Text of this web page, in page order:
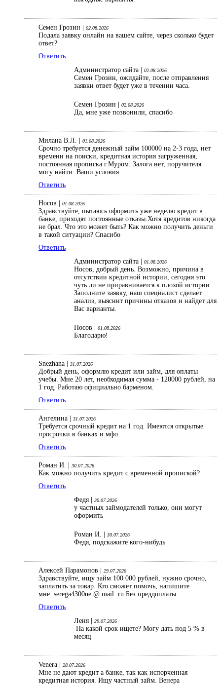
Семен Грозин | 02.08.2026
Подала заявку онлайн на вашем сайте, через сколько будет
ответ?
Ответить
Администратор сайта |
02.08.2026
Семен Грозин, ожидайте, после отправления
заявки ответ будет уже в течении часа.
Семен Грозин | 02.08.2026
Да, мне уже позвонили, спасибо
Милана В.Л. | 01.08.2026
Срочно требуется денежный займ 100000 на 2-3 года, нет
времени на поиски, кредитная история загруженная,
постоянная прописка г.Муром. Залога нет, поручителя
могу найти. Ваши условия.
Ответить
Носов | 01.08.2026
Здравствуйте, пытаюсь оформить уже неделю кредит в
банке, приходят постоянные отказы.Хотя кредитов никогда
не брал. Что это может быть? Как можно получить деньги
в такой ситуации? Спасибо
Ответить
Администратор сайта |
01.08.2026
Носов, добрый день. Возможно, причина в
отсутствии кредитной истории, сегодня это
чуть ли не приравнивается к плохой истории.
Заполните заявку, наш специалист сделает
анализ, выяснит причины отказов и найдет для
Вас варианты.
Носов | 01.08.2026
Благодарю!
Snezhana | 31.07.2026
Добрый день, оформлю кредит или займ, для оплаты
учебы. Мне 20 лет, необходимая сумма - 120000 рублей, на
1 год. Работаю официально барменом.
Ответить
Ангелина | 31.07.2026
Требуется срочный кредит на 1 год. Имеются открытые
просрочки в банках и мфо.
Ответить
Роман И. | 30.07.2026
Как можно получить кредит с временной пропиской?
Ответить
Федя |
30.07.2026
у частных займодателей только, они могут
оформить
Роман И. | 30.07.2026
Федя, подскажите кого-нибудь
Алексей Парамонов | 29.07.2026
Здравствуйте, ищу займ 100 000 рублей, нужно срочно,
заплатить за товар. Кто сможет помочь, напишите
мне: serega4300ue @ mail .ru Без преддоплаты
Ответить
Леня |
29.07.2026
На какой срок ищете? Могу дать под 5 % в
месяц
Venera | 28.07.2026
Мне не дают кредит а банке, так как испорченная
кредитная история. Ищу частный займ. Венера